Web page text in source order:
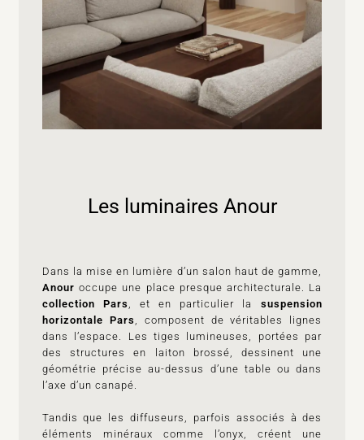
Les luminaires Anour
Dans la mise en lumière d’un salon haut de gamme,
Anour occupe une place presque architecturale. La
collection Pars
, et en particulier la suspension
horizontale Pars
, composent de véritables lignes
dans l’espace. Les tiges lumineuses, portées par
des structures en laiton brossé, dessinent une
géométrie précise au-dessus d’une table ou dans
l’axe d’un canapé.
Tandis que les diffuseurs, parfois associés à des
éléments minéraux comme l’onyx, créent une